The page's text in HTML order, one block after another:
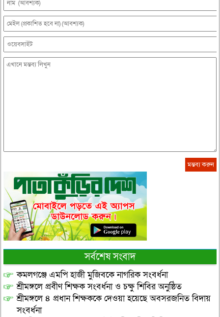
সর্বশেষ সংবাদ
কমলগঞ্জে এমপি হাজী মুজিবকে নাগরিক সংবর্ধনা
শ্রীমঙ্গলে প্রবীণ শিক্ষক সংবর্ধনা ও চক্ষু শিবির অনুষ্ঠিত
শ্রীমঙ্গলে ৪ প্রধান শিক্ষককে দেওয়া হয়েছে অবসরজনিত বিদায়
সংবর্ধনা